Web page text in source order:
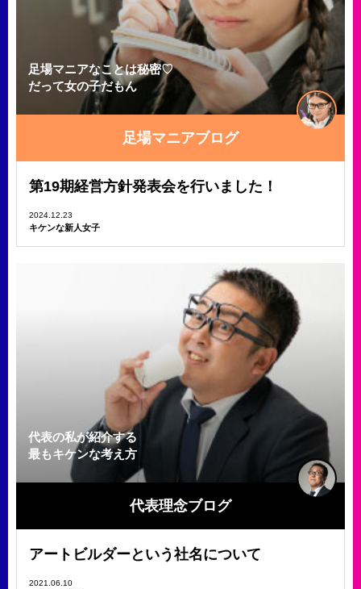
足場マニアなことは秘密♡
だって女の子だもん
足場マニアブログ
第19期経営方針発表会を行いました！
2024.12.23
キケンな新人女子
代表の私が紹介する
最もキケンな考え方
代表理念ブログ
アートビルダーという社名について
2021.06.10